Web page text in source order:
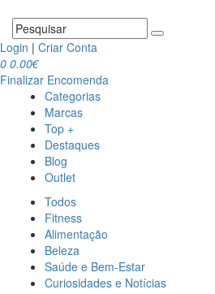
Login | Criar Conta
0 0.00€
Finalizar Encomenda
Categorias
Marcas
Top +
Destaques
Blog
Outlet
Todos
Fitness
Alimentação
Beleza
Saúde e Bem-Estar
Curiosidades e Notícias